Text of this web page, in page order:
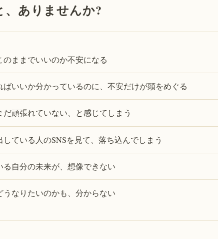
、ありませんか?
のままでいいのか不安になる
ばいいか分かっているのに、不安だけが頭をめぐる
だ頑張れていない、と感じてしまう
している人のSNSを見て、落ち込んでしまう
る自分の未来が、想像できない
うなりたいのかも、分からない